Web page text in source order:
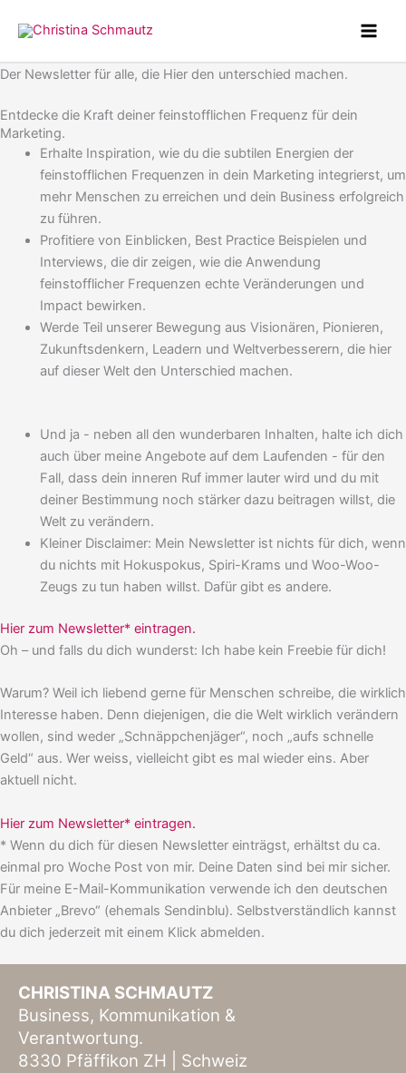
Inhalt
Der Newsletter für alle, die Hier den unterschied machen.
Entdecke die Kraft deiner feinstofflichen Frequenz für dein
Marketing.
Erhalte Inspiration, wie du die subtilen Energien der
feinstofflichen Frequenzen in dein Marketing integrierst, um
mehr Menschen zu erreichen und dein Business erfolgreich
zu führen.
Profitiere von Einblicken, Best Practice Beispielen und
Interviews, die dir zeigen, wie die Anwendung
feinstofflicher Frequenzen echte Veränderungen und
Impact bewirken.
Werde Teil unserer Bewegung aus Visionären, Pionieren,
Zukunftsdenkern, Leadern und Weltverbesserern, die hier
auf dieser Welt den Unterschied machen.
Und ja - neben all den wunderbaren Inhalten, halte ich dich
auch über meine Angebote auf dem Laufenden - für den
Fall, dass dein inneren Ruf immer lauter wird und du mit
deiner Bestimmung noch stärker dazu beitragen willst, die
Welt zu verändern.
Kleiner Disclaimer: Mein Newsletter ist nichts für dich, wenn
du nichts mit Hokuspokus, Spiri-Krams und Woo-Woo-
Zeugs zu tun haben willst. Dafür gibt es andere.
Hier zum Newsletter* eintragen.
Oh – und falls du dich wunderst: Ich habe kein Freebie für dich!
Warum? Weil ich liebend gerne für Menschen schreibe, die wirklich
Interesse haben. Denn diejenigen, die die Welt wirklich verändern
wollen, sind weder „Schnäppchenjäger“, noch „aufs schnelle
Geld“ aus. Wer weiss, vielleicht gibt es mal wieder eins. Aber
aktuell nicht.
Hier zum Newsletter* eintragen.
* Wenn du dich für diesen Newsletter einträgst, erhältst du ca.
einmal pro Woche Post von mir. Deine Daten sind bei mir sicher.
Für meine E-Mail-Kommunikation verwende ich den deutschen
Anbieter „Brevo“ (ehemals Sendinblu). Selbstverständlich kannst
du dich jederzeit mit einem Klick abmelden.
CHRISTINA SCHMAUTZ
Business, Kommunikation &
Verantwortung.
8330 Pfäffikon ZH | Schweiz